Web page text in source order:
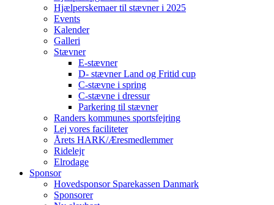
Hjælperskemaer til stævner i 2025
Events
Kalender
Galleri
Stævner
E-stævner
D- stævner Land og Fritid cup
C-stævne i spring
C-stævne i dressur
Parkering til stævner
Randers kommunes sportsfejring
Lej vores faciliteter
Årets HARK/Æresmedlemmer
Ridelejr
Elrodage
Sponsor
Hovedsponsor Sparekassen Danmark
Sponsorer